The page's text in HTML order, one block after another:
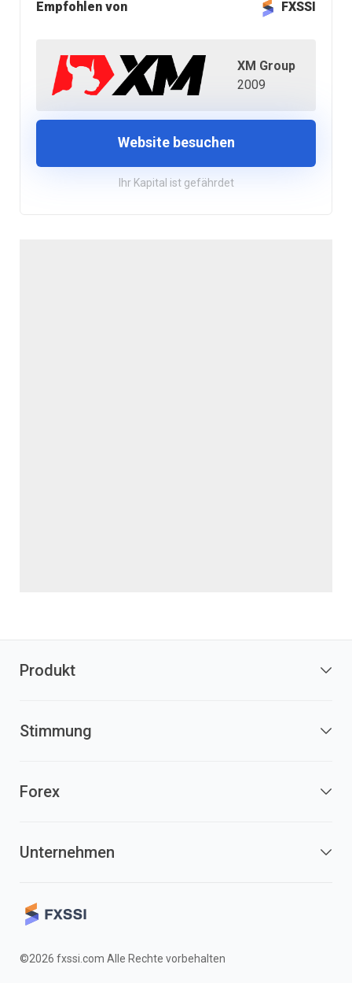
Empfohlen von FXSSI
XM Group
2009
Website besuchen
Ihr Kapital ist gefährdet
Produkt
Stimmung
Forex
Unternehmen
©2026 fxssi.com Alle Rechte vorbehalten